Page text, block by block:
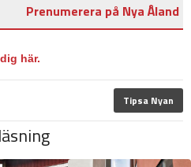
Prenumerera på Nya Åland
här.
Tipsa Nyan